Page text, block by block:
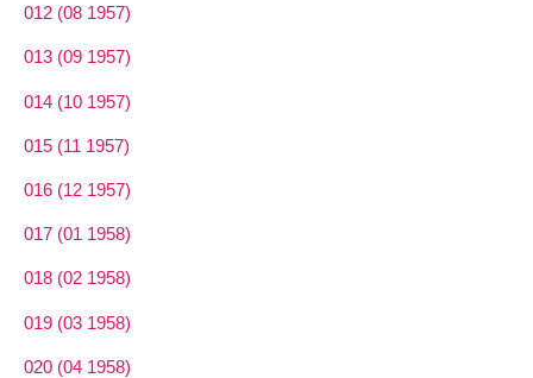
012 (08 1957)
013 (09 1957)
014 (10 1957)
015 (11 1957)
016 (12 1957)
017 (01 1958)
018 (02 1958)
019 (03 1958)
020 (04 1958)